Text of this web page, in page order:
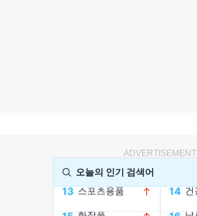
ADVERTISEMENT